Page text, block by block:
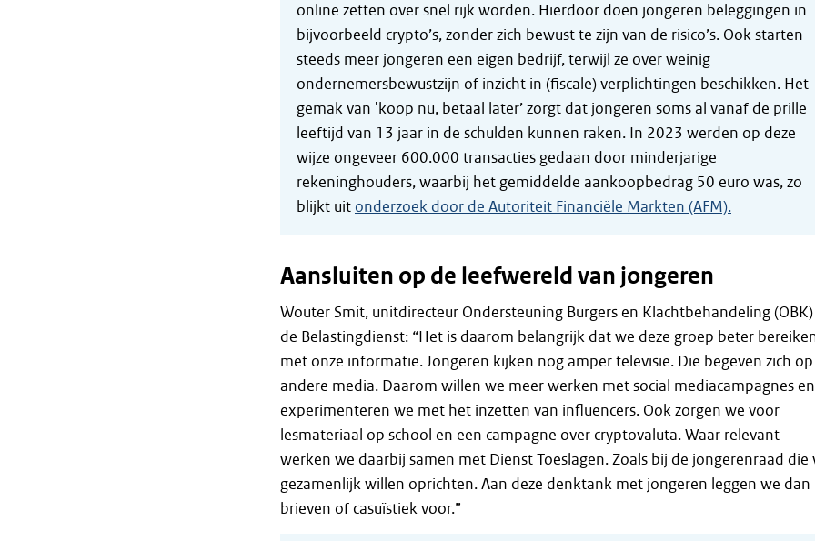
online zetten over snel rijk worden. Hierdoor doen jongeren beleggingen in
bijvoorbeeld crypto’s, zonder zich bewust te zijn van de risico’s. Ook starten
steeds meer jongeren een eigen bedrijf, terwijl ze over weinig
ondernemersbewustzijn of inzicht in (fiscale) verplichtingen beschikken. Het
gemak van 'koop nu, betaal later’ zorgt dat jongeren soms al vanaf de prille
leeftijd van 13 jaar in de schulden kunnen raken. In 2023 werden op deze
wijze ongeveer 600.000 transacties gedaan door minderjarige
rekeninghouders, waarbij het gemiddelde aankoopbedrag 50 euro was, zo
blijkt uit onderzoek door de Autoriteit Financiële Markten (AFM).
Aansluiten op de leefwereld van jongeren
Wouter Smit, unitdirecteur Ondersteuning Burgers en Klachtbehandeling
de Belastingdienst: “Het is daarom belangrijk dat we deze groep beter
met onze informatie. Jongeren kijken nog amper televisie. Die begeven zich op
andere media. Daarom willen we meer werken met social mediacampagnes en
experimenteren we met het inzetten van influencers. Ook zorgen we voor
lesmateriaal op school en een campagne over cryptovaluta. Waar relevant
werken we daarbij samen met Dienst Toeslagen. Zoals bij de jongerenraad die
gezamenlijk willen oprichten. Aan deze denktank met jongeren leggen we dan
brieven of casuïstiek voor.”